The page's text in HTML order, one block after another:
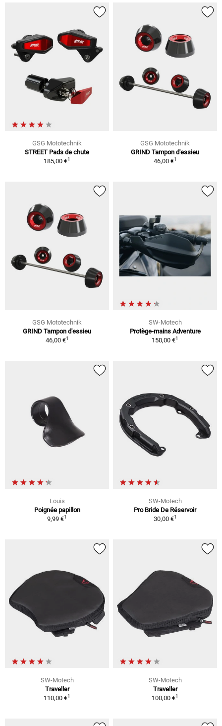
GSG Mototechnik
STREET Pads de chute
185,00 €1
GSG Mototechnik
GRIND Tampon d'essieu
46,00 €1
GSG Mototechnik
GRIND Tampon d'essieu
46,00 €1
SW-Motech
Protège-mains Adventure
150,00 €1
Louis
Poignée papillon
9,99 €1
SW-Motech
Pro Bride De Réservoir
30,00 €1
SW-Motech
Traveller
110,00 €1
SW-Motech
Traveller
100,00 €1